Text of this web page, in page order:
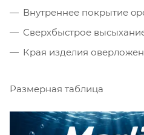
Внутреннее покрытие
Сверхбыстрое
Края изделия
Размерная таблица